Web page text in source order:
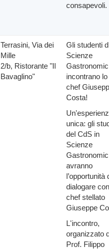
consapevoli.
Terrasini, Via dei
Mille
2/b, Ristorante "Il
Bavaglino"
Gli studenti
Scienze
incontrano lo
chef
Costa!
unica: gli
del CdS in
Scienze
avranno
l’opportunità
dialogare
chef stellato
Giuseppe
L'incontro,
organizzato
Prof. Filippo